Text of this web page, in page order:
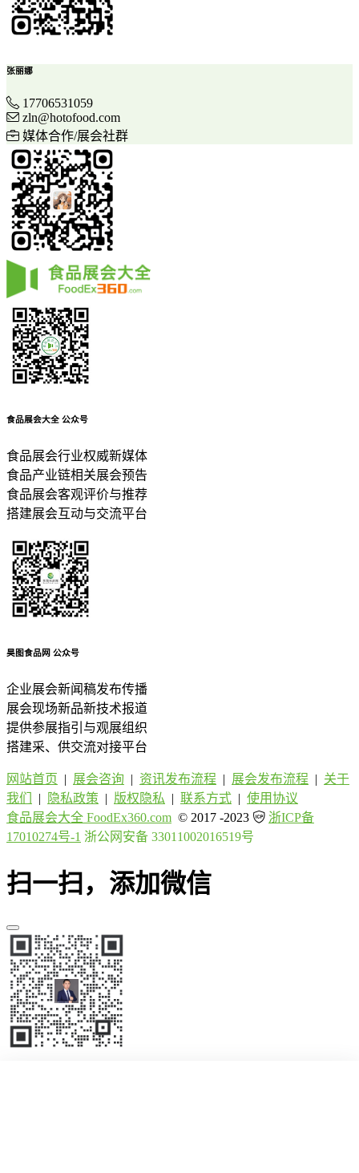
张丽娜
17706531059
zln@hotofood.com
媒体合作/展会社群
食品展会大全 公众号
食品展会行业权威新媒体
食品产业链相关展会预告
食品展会客观评价与推荐
搭建展会互动与交流平台
昊图食品网 公众号
企业展会新闻稿发布传播
展会现场新品新技术报道
提供参展指引与观展组织
搭建采、供交流对接平台
网站首页 | 展会咨询 | 资讯发布流程 | 展会发布流程 | 关于
我们
| 隐私政策 | 版权隐私 | 联系方式 | 使用协议
食品展会大全 FoodEx360.com © 2017 -2023
浙ICP备
17010274号-1 浙公网安备 33011002016519号
扫一扫，添加微信